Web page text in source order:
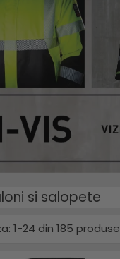
si salopete
1-24 din 185 produse